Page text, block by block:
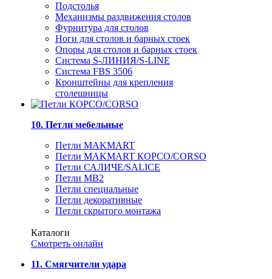
Подстолья
Механизмы раздвижения столов
Фурнитура для столов
Ноги для столов и барных стоек
Опоры для столов и барных стоек
Система S-ЛИНИЯ/S-LINE
Система FBS 3506
Кронштейны для крепления
столешницы
10. Петли мебельные
Петли MAKMART
Петли MAKMART КОРСО/CORSO
Петли САЛИЧЕ/SALICE
Петли MB2
Петли специальные
Петли декоративные
Петли скрытого монтажа
Каталоги
Смотреть онлайн
11. Смягчители удара